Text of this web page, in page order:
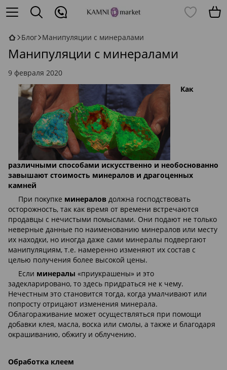
Блог Манипуляции с минералами
Манипуляции с минералами
9 февраля 2020
Как
различными способами искусственно и необоснованно
завышают стоимость минералов и драгоценных
камней
При покупке минералов должна господствовать
осторожность, так как время от времени встречаются
продавцы с нечистыми помыслами. Они подают не только
неверные данные по наименованию минералов или месту
их находки, но иногда даже сами минералы подвергают
манипуляциям, т.е. намеренно изменяют их состав с
целью получения более высокой цены.
Если минералы «приукрашены» и это
задекларировано, то здесь придраться не к чему.
Нечестным это становится тогда, когда умалчивают или
попросту отрицают изменения минерала.
Облагораживание может осуществляться при помощи
добавки клея, масла, воска или смолы, а также и благодаря
окрашиванию, обжигу и облучению.
Обработка клеем